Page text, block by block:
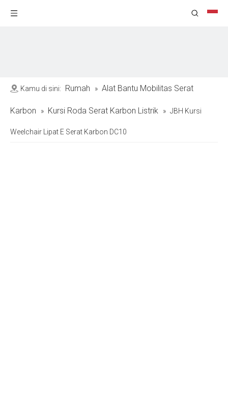
Kamu di sini: Rumah » Alat Bantu Mobilitas Serat
Karbon » Kursi Roda Serat Karbon Listrik » JBH Kursi
Weelchair Lipat E Serat Karbon DC10